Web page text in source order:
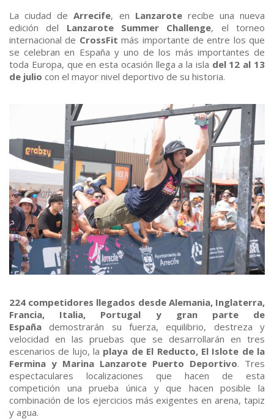
La ciudad deArrecife, en Lanzaroterecibe una nueva
edición del Lanzarote Summer Challenge, el torneo
internacional de CrossFit más importante de entre los que
se celebran en España y uno de los más importantes de
toda Europa, que en esta ocasión llega a la isla del 12 al 13
de julio con el mayor nivel deportivo de su historia.
224 competidores llegados desde Alemania, Inglaterra,
Francia, Italia, Portugal y gran parte de
España demostrarán su fuerza, equilibrio, destreza y
velocidad en las pruebas que se desarrollarán en tres
escenarios de lujo, la playa de El Reducto, El Islote de la
Fermina y Marina Lanzarote Puerto Deportivo. Tres
espectaculares localizaciones que hacen de esta
competición una prueba única y que hacen posible la
combinación de los ejercicios más exigentes en arena, tapiz
y agua.